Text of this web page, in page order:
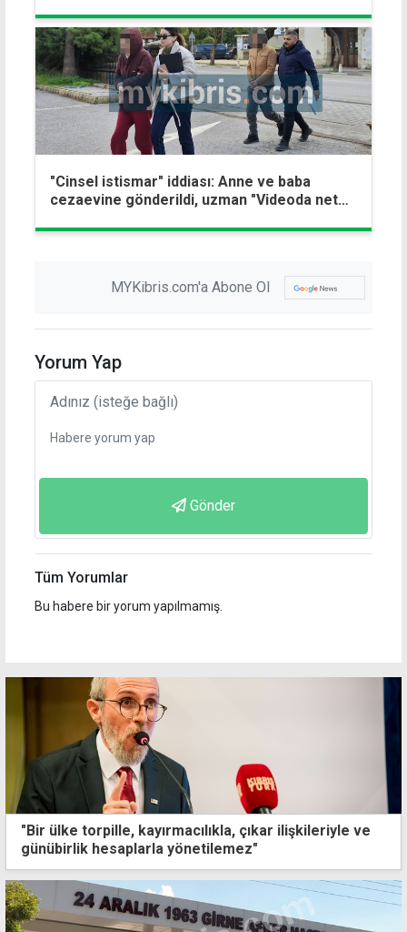
"Cinsel istismar" iddiası: Anne ve baba
cezaevine gönderildi, uzman "Videoda net
MYKibris.com'a Abone Ol
Yorum Yap
Gönder
Tüm Yorumlar
Bu habere bir yorum yapılmamış.
"Bir ülke torpille, kayırmacılıkla, çıkar ilişkileriyle ve
günübirlik hesaplarla yönetilemez"